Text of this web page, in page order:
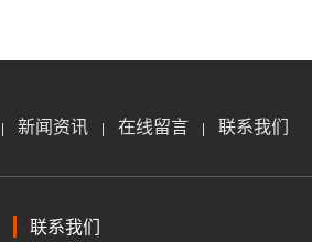
新闻资讯 | 在线留言 | 联系我们
联系我们